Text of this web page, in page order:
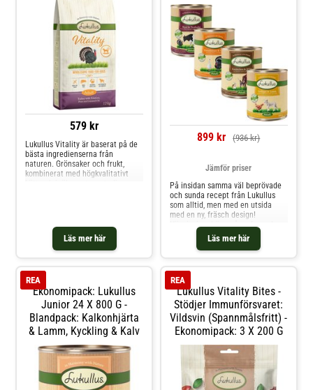
579 kr
Läs mer här
Lukullus Vitality är baserat på de
bästa ingredienserna från
naturen. Grönsaker och frukt,
kombinerat med högkvalitativt
och finns nu även i en kalorireduc
899 kr (936 kr)
Läs mer här
Jämför priser
På insidan samma väl beprövade
och sunda recept från Lukullus
som alltid, men med en utsida
med en ny, fräsch design!
Hänvisning: I övergångsfasen kan
beställningarna består av
produkter med både den gamla
och nya designen. Lukullus
innehållsrika recept med en
mångfald
Ekonomipack: Lukullus
Junior 24 X 800 G -
Blandpack: Kalkonhjärta
& Lamm, Kyckling & Kalv
REA
Lukullus Vitality Bites -
Stödjer Immunförsvaret:
Vildsvin (spannmålsfritt) -
Ekonomipack: 3 X 200 G
REA